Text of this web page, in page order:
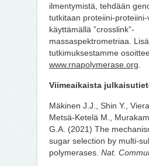
ilmentymistä, tehdään
tutkitaan proteiini-
käyttämällä ”crosslink”-
massaspektrometriaa.
tutkimuksestamme
www.rnapolymerase.org
Viimeaikaista
Mäkinen J.J., Shin Y.,
Metsä-Ketelä M.,
G.A. (2021) The
sugar selection by multi-
polymerases. Nat.